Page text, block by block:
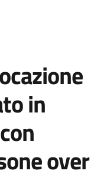
in
over